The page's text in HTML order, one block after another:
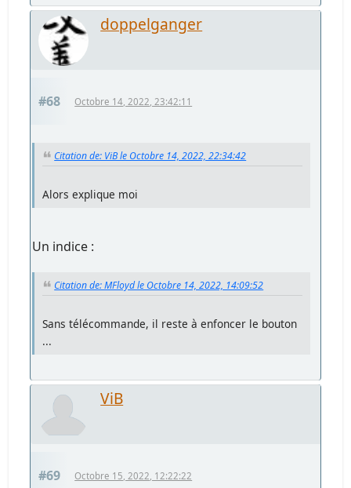
doppelganger
#68 Octobre 14, 2022, 23:42:11
Citation de: ViB le Octobre 14, 2022, 22:34:42
Alors explique moi
Un indice :
Citation de: MFloyd le Octobre 14, 2022, 14:09:52
Sans télécommande, il reste à enfoncer le bouton
...
ViB
#69 Octobre 15, 2022, 12:22:22